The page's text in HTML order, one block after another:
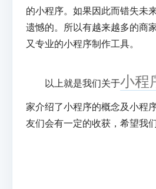
的小程序。如果因此而错失未
遗憾的。所以有越来越多的商
又专业的小程序制作工具。
以上就是我们关于小程
家介绍了小程序的概念及小程
友们会有一定的收获，希望我